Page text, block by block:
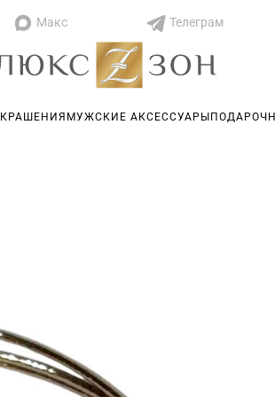
Макс Телеграм
МУЖСКИЕ АКСЕССУАРЫ